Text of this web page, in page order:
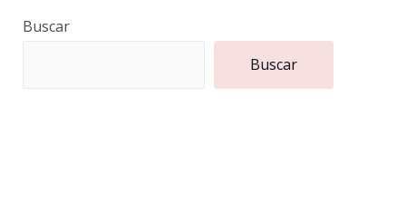
Buscar
Buscar